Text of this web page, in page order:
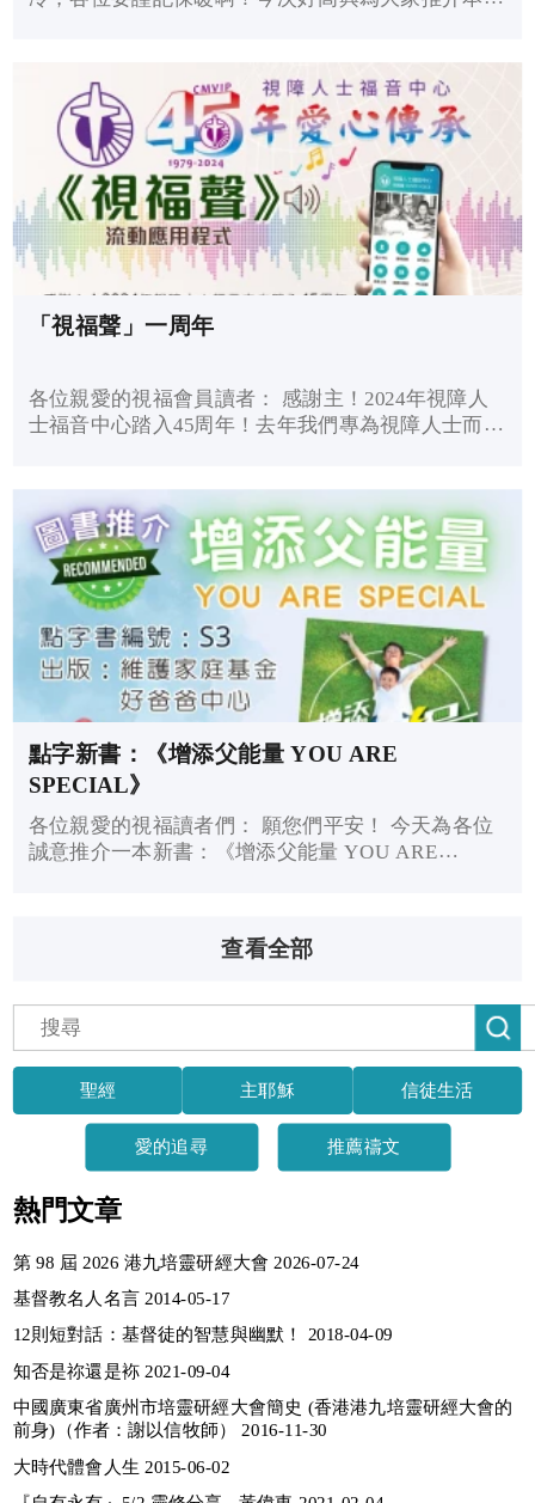
「視福聲」一周年
各位親愛的視福會員讀者： 感謝主！2024年視障人
士福音中心踏入45周年！去年我們專為視障人士而研
繼推出「靈聲頻道...
點字新書：《增添父能量 YOU ARE
SPECIAL》
各位親愛的視福讀者們： 願您們平安！ 今天為各位
誠意推介一本新書：《增添父能量 YOU ARE
查看全部
聖經 主耶穌 信徒生活
愛的追尋 推薦禱文
熱門文章
第 98 屆 2026 港九培靈研經大會 2026-07-24
基督教名人名言 2014-05-17
12則短對話：基督徒的智慧與幽默！ 2018-04-09
知否是祢還是袮 2021-09-04
中國廣東省廣州市培靈研經大會簡史 (香港港九培靈研經大會的
前身)（作者：謝以信牧師） 2016-11-30
大時代體會人生 2015-06-02